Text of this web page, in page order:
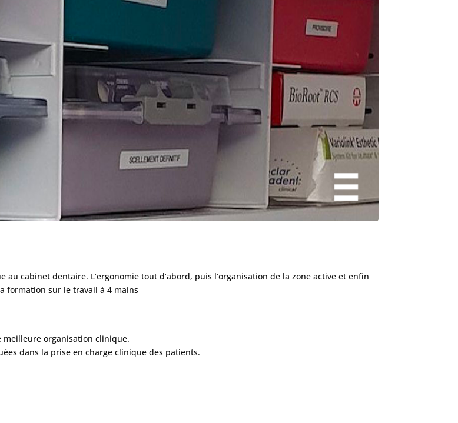
cabinet dentaire. L’ergonomie tout d’abord, puis l’organisation de la zone active et enfin
formation sur le travail à 4 mains
meilleure organisation clinique.
dans la prise en charge clinique des patients.